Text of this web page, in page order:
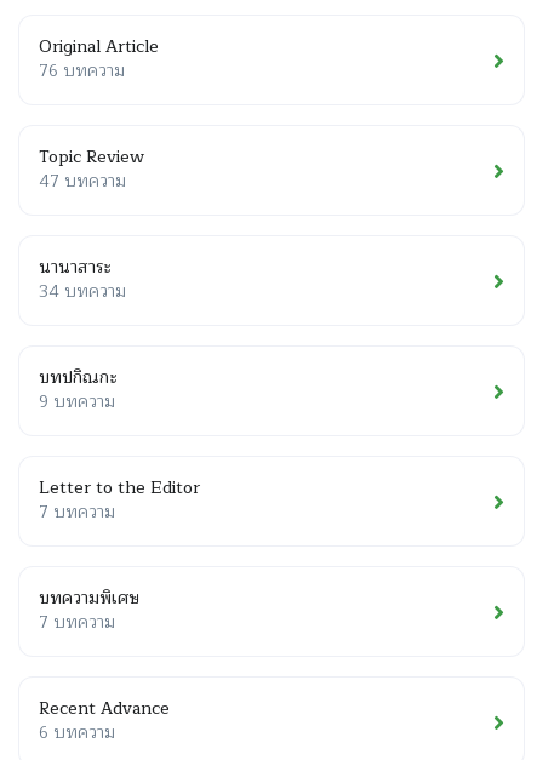
Original Article
76 บทความ
Topic Review
47 บทความ
นานาสาระ
34 บทความ
บทปกิณกะ
9 บทความ
Letter to the Editor
7 บทความ
บทความพิเศษ
7 บทความ
Recent Advance
6 บทความ